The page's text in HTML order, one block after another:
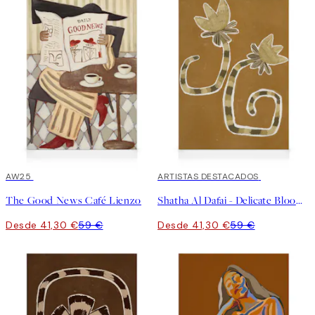
30%*
AW25
The Good News Café Lienzo
Desde 41,30 €59 €
30%*
ARTISTAS DESTACADOS
Shatha Al Dafai - Delicate Bloom 8 Lienzo
Desde 41,30 €59 €